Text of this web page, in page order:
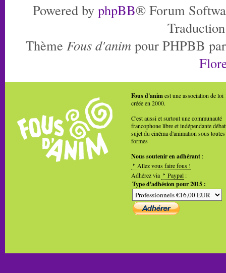
Powered by phpBB® Forum
Thème Fous d'anim pour PHPBB
Fous d'animest une association de loi
créée en 2000.
C'est aussi et surtout une communauté
francophone libre et indépendante
sujet du cinéma d'animation sous toutes
formes
Nous soutenir en adhérant :
Allez vous faire fous !
Adhérez via
Paypal :
Type d'adhésion pour 2015 :